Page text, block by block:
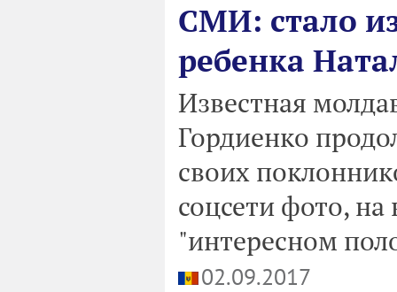
СМИ: стало
ребенка
Известная
Гордиенко
своих
соцсети фото, на
"интересном
02.09.2017